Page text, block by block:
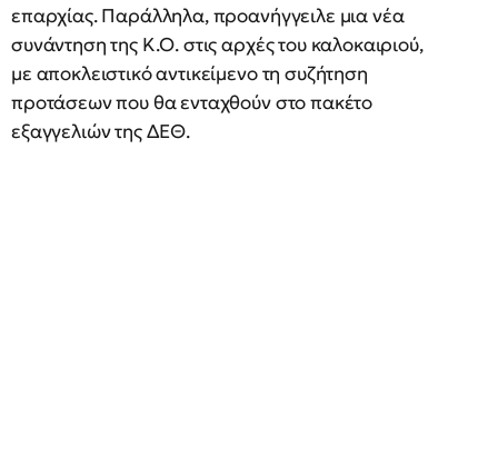
επαρχίας. Παράλληλα, προανήγγειλε μια νέα
συνάντηση της Κ.Ο. στις αρχές του καλοκαιριού,
με αποκλειστικό αντικείμενο τη συζήτηση
προτάσεων που θα ενταχθούν στο πακέτο
εξαγγελιών της ΔΕΘ.